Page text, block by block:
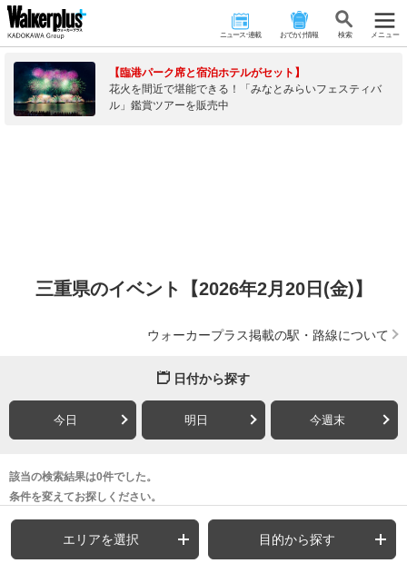
ニュース･連載 おでかけ情報 検 索 メニュー
【臨港パーク席と宿泊ホテルがセット】
花火を間近で堪能できる！「みなとみらいフェスティバ
ル」鑑賞ツアーを販売中
三重県のイベント【2026年2月20日(金)】
ウォーカープラス掲載の駅・路線について
日付から探す
今日 明日 今週末
該当の検索結果は0件でした。
条件を変えてお探しください。
エリアを選択 目的から探す